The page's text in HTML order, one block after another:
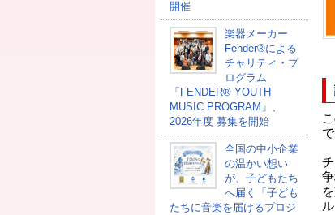
開催
楽器メーカー
Fender®による
チャリティ・プ
ログラム
「FENDER®︎ YOUTH
MUSIC PROGRAM」、
2026年度 募集を開始
全国の中小企業
の温かい想い
が、子どもたち
へ届く「子ども
たちに音楽を届けるプロジ